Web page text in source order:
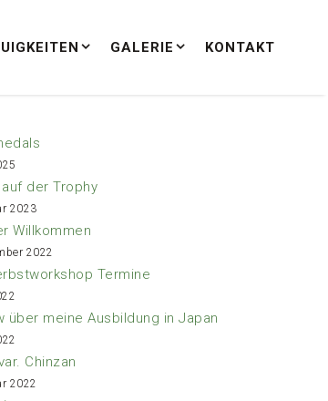
GALERIE KONTAKT
der Trophy
2023
Willkommen
2022
Termine
über meine Ausbildung in Japan
Chinzan
2022